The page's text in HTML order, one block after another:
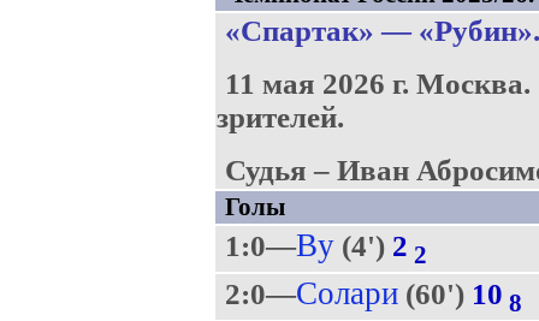
«Спартак» — «Рубин»
11 мая 2026 г. Москва.
зрителей.
Судья – Иван
Голы
1:0—Ву(4') 2 2
2:0—Солари(60') 10 8